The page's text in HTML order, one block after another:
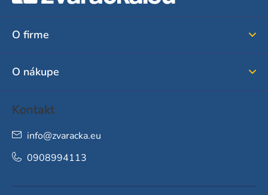
O firme
O nákupe
Kontakt
info@zvaracka.eu
0908994113